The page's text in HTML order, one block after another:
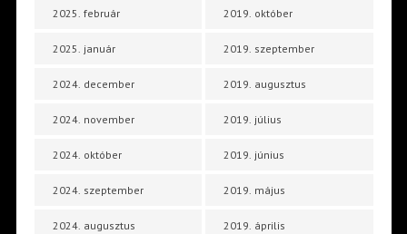
2025. február
2025. január
2024. december
2024. november
2024. október
2024. szeptember
2024. augusztus
2019. október
2019. szeptember
2019. augusztus
2019. július
2019. június
2019. május
2019. április